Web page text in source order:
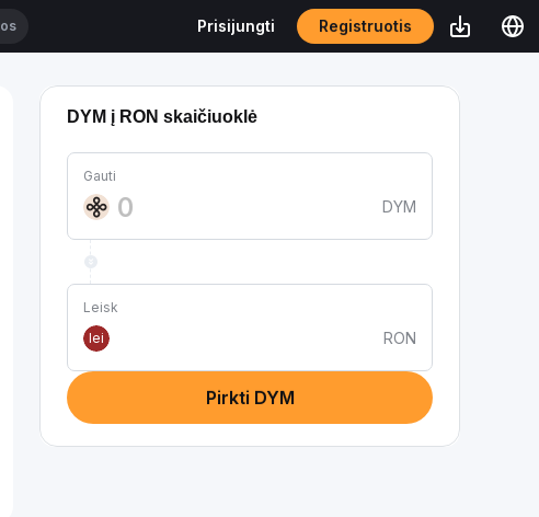
Prisijungti Registruotis
DYM į RON skaičiuoklė
Gauti
DYM
Leisk
lei
RON
Pirkti DYM